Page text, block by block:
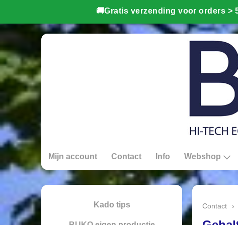
Mijn account Contact Info Webshop
Kado tips Contact ›